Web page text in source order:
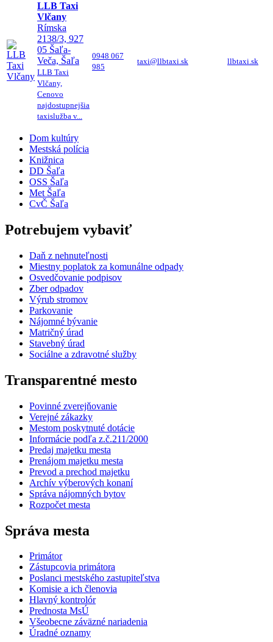
LLB Taxi
Vlčany
Rímska
2138/3, 927
05 Šaľa-
Veča, Šaľa
LLB Taxi
Vlčany,
Cenovo
najdostupnejšia
taxislužba v...
0948 067
985
taxi@llbtaxi.sk llbtaxi.sk
Dom kultúry
Mestská polícia
Knižnica
DD Šaľa
OSS Šaľa
Met Šaľa
CvČ Šaľa
Potrebujem vybaviť
Daň z nehnuteľnosti
Miestny poplatok za komunálne odpady
Osvedčovanie podpisov
Zber odpadov
Výrub stromov
Parkovanie
Nájomné bývanie
Matričný úrad
Stavebný úrad
Sociálne a zdravotné služby
Transparentné mesto
Povinné zverejňovanie
Verejné zákazky
Mestom poskytnuté dotácie
Informácie podľa z.č.211/2000
Predaj majetku mesta
Prenájom majetku mesta
Prevod a prechod majetku
Archív výberových konaní
Správa nájomných bytov
Rozpočet mesta
Správa mesta
Primátor
Zástupcovia primátora
Poslanci mestského zastupiteľstva
Komisie a ich členovia
Hlavný kontrolór
Prednosta MsÚ
Všeobecne záväzné nariadenia
Úradné oznamy